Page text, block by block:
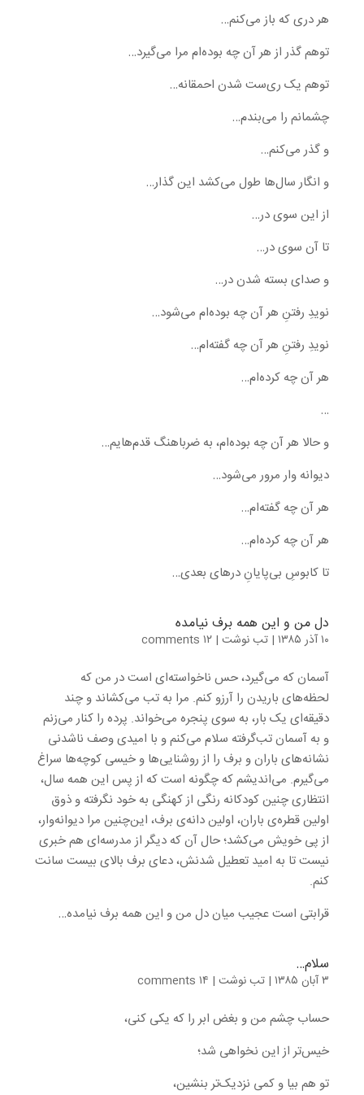
هر دری که باز می‌کنم…
توهم گذر از هر آن چه بوده‌ام مرا می‌گیرد…
توهم یک ری‌ست شدن احمقانه…
چشمانم را می‌بندم…
و گذر می‌کنم…
و انگار سال‌ها طول می‌کشد این گذار…
از این سوی در…
تا آن سوی در…
و صدای بسته شدن در…
نویدِ رفتنِ هر آن چه بوده‌ام می‌شود…
نویدِ رفتنِ هر آن چه گفته‌ام…
هر آن چه کرده‌ام…
…
و حالا هر آن چه بوده‌ام، به ضرباهنگ قدم‌هایم…
دیوانه وار مرور می‌شود…
هر آن چه گفته‌ام…
هر آن چه کرده‌ام…
تا کابوسِ بی‌پایانِ درهای بعدی…
دل من و این همه برف نیامده
۱۰ آذر ۱۳۸۵ | تب نوشت| ۱۲ comments
آسمان که می‌گیرد، حس ناخواسته‌ای است در من که
لحظه‌های باریدن را آرزو کنم. مرا به تب می‌کشاند و چند
دقیقه‌ای یک بار، به سوی پنجره می‌خواند. پرده را کنار می‌زنم
و به آسمان تب‌گرفته سلام می‌کنم و با امیدی وصف ناشدنی
نشانه‌های باران و برف را از روشنایی‌ها و خیسی کوچه‌ها سراغ
می‌گیرم. می‌اندیشم که چگونه است که از پس این همه سال،
انتظاری چنین کودکانه رنگی از کهنگی به خود نگرفته و ذوق
اولین قطره‌ی باران، اولین دانه‌ی برف، این‌چنین مرا دیوانه‌وار،
از پی خویش می‌کشد؛ حال آن که دیگر از مدرسه‌ای هم خبری
نیست تا به امید تعطیل شدنش، دعای برف بالای بیست سانت
کنم.
قرابتی است عجیب میان دل من و این همه برف نیامده…
سلام…
۳ آبان ۱۳۸۵ | تب نوشت| ۱۴ comments
حساب چشم من و بغض ابر را که یکی کنی،
خیس‌تر از این نخواهی شد؛
تو هم بیا و کمی نزدیک‌تر بنشین،